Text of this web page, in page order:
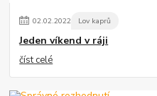
02.02.2022 Lov kaprů
Jeden víkend v ráji
číst celé